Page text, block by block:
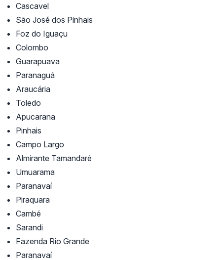
Cascavel
São José dos Pinhais
Foz do Iguaçu
Colombo
Guarapuava
Paranaguá
Araucária
Toledo
Apucarana
Pinhais
Campo Largo
Almirante Tamandaré
Umuarama
Paranavaí
Piraquara
Cambé
Sarandi
Fazenda Rio Grande
Paranavaí